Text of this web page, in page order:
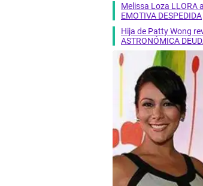
Melissa Loza LLORA
EMOTIVA DESPEDIDA
Hija de Patty Wong
ASTRONÓMICA